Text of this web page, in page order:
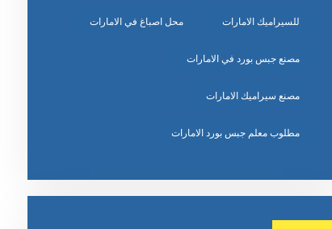
للسيراميك الامارات محل اصباغ في الامارات
مصنع جبس بورد في الامارات
مصنع سيراميك الامارات
مطلوب معلم جبس بورد الامارات